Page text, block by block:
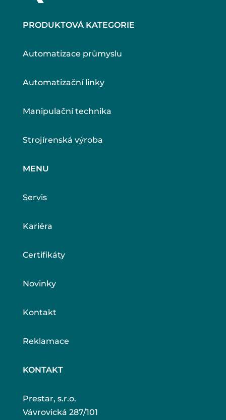
PRODUKTOVÁ KATEGORIE
Automatizace průmyslu
Automatizační linky
Manipulační technika
Strojírenská výroba
MENU
Servis
Kariéra
Certifikáty
Novinky
Kontakt
Reklamace
KONTAKT
Prestar, s.r.o.
Vávrovická 287/101